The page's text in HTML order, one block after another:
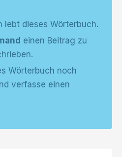
lebt dieses Wörterbuch.
einen Beitrag zu
Wörterbuch noch
verfasse einen